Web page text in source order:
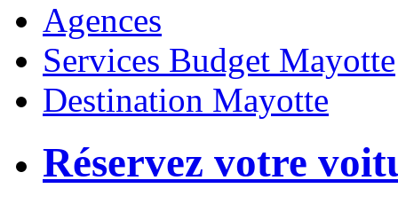
Agences
Services Budget Mayotte
Destination Mayotte
Réservez votre